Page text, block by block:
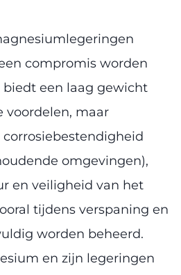
compromis worden
biedt een laag gewicht
voordelen, maar
omgevingen),
en veiligheid van het
tijdens verspaning en
worden beheerd.
en zijn legeringen